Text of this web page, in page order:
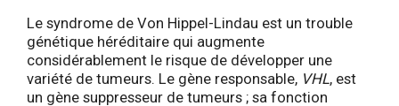
Le syndrome de Von Hippel-Lindau est un trouble
génétique héréditaire qui augmente
considérablement le risque de développer une
variété de tumeurs. Le gène responsable, VHL, est
un gène suppresseur de tumeurs ; sa fonction